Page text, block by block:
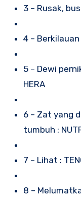
3 – Rusak,
4 – Berkilauan
5 – Dewi
HERA
6 – Zat yang
tumbuh :
7 – Lihat :
8 –